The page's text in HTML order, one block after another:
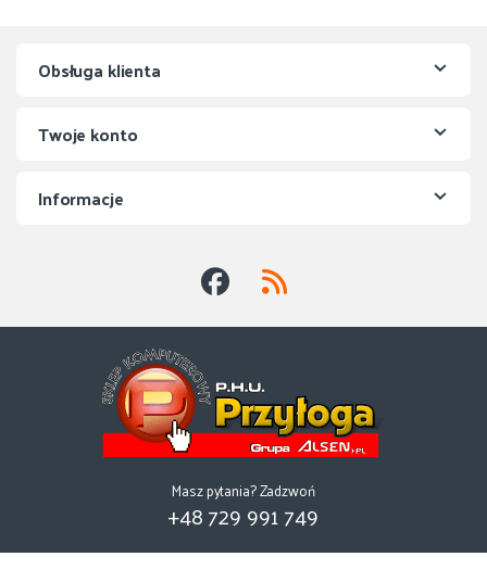
Obsługa klienta
Twoje konto
Informacje
Masz pytania? Zadzwoń
+48 729 991 749